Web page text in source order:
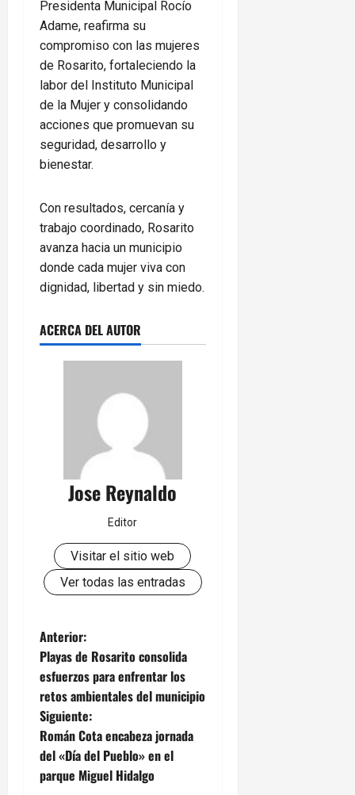
Presidenta Municipal Rocío
Adame, reafirma su
compromiso con las mujeres
de Rosarito, fortaleciendo la
labor del Instituto Municipal
de la Mujer y consolidando
acciones que promuevan su
seguridad, desarrollo y
bienestar.
Con resultados, cercanía y
trabajo coordinado, Rosarito
avanza hacia un municipio
donde cada mujer viva con
dignidad, libertad y sin miedo.
ACERCA DEL AUTOR
Jose Reynaldo
Editor
Visitar el sitio web
Ver todas las entradas
N
a
v
e
g
Anterior:
Playas de Rosarito consolida
esfuerzos para enfrentar los
retos ambientales del municipio
Siguiente:
Román Cota encabeza jornada
del «Día del Pueblo» en el
parque Miguel Hidalgo